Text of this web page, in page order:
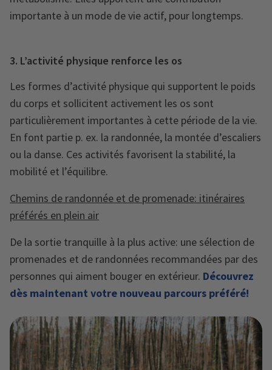
importante à un mode de vie actif, pour longtemps.
3. L’activité physique renforce les os
Les formes d’activité physique qui supportent le poids
du corps et sollicitent activement les os sont
particulièrement importantes à cette période de la vie.
En font partie p. ex. la randonnée, la montée d’escaliers
ou la danse. Ces activités favorisent la stabilité, la
mobilité et l’équilibre.
Chemins de randonnée et de promenade: itinéraires
préférés en plein air
De la sortie tranquille à la plus active: une sélection de
promenades et de randonnées recommandées par des
personnes qui aiment bouger en extérieur. Découvrez
dès maintenant votre nouveau parcours préféré!